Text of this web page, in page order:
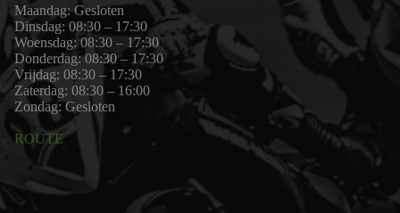
Maandag: Gesloten
Dinsdag: 08:30 – 17:30
Woensdag: 08:30 – 17:30
Donderdag: 08:30 – 17:30
Vrijdag: 08:30 – 17:30
Zaterdag: 08:30 – 16:00
Zondag: Gesloten
ROUTE